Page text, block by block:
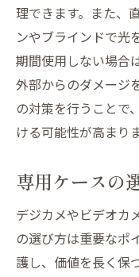
理できます。また、
ンやブラインドで光
期間使用しない場合
外部からのダメージ
の対策を行うことで
ける可能性が高まりま
専用ケースの
デジカメやビデオカ
の選び方は重要なポ
護し、価値を長く保